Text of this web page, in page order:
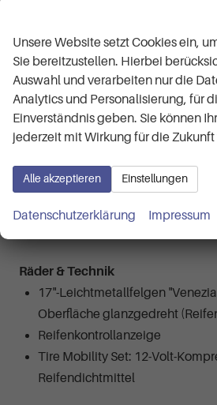
Nichtraucherausführung -
Steckdose vorn
Rücksitzbank asymmetrisch
und klappbar; mit
Mittelarmlehne
Sicherheitsoptimierte
Sitzmittelbahnen der
Rücksitzplätze in Stoff "Life"
Verbandtasche, Warndreieck
Räder & Technik
17"-Leichtmetallfelgen
Oberfläche glanzgedreht
Reifenkontrollanzeige
Tire Mobility Set: 12-Volt-
Reifendichtmittel
Unsere Website setzt Cookies ein,
Sie bereitzustellen. Hierbei
Auswahl und verarbeiten nur die
Analytics und Personalisierung, für
Einverständnis geben. Sie können
jederzeit mit Wirkung für die
Alle akzeptieren Einstellungen
Datenschutzerklärung Impressum